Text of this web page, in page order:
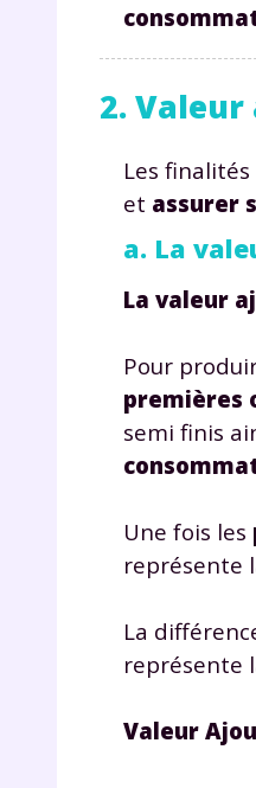
2.
Les
et assurer
a. La
La valeur
Pour
premières
semi finis
Une fois les
représente
La
représente
Valeur